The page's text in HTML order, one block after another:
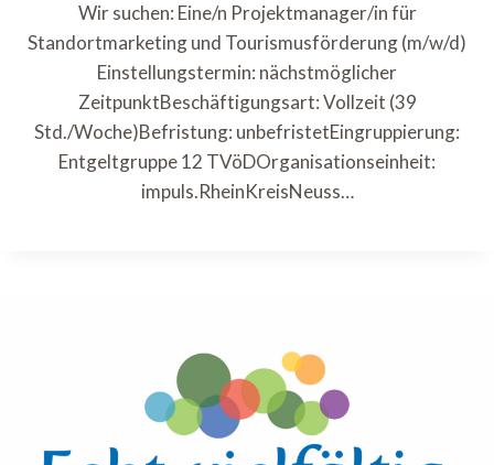
Wir suchen: Eine/n Projektmanager/in für
Standortmarketing und Tourismusförderung (m/w/d)
Einstellungstermin: nächstmöglicher
ZeitpunktBeschäftigungsart: Vollzeit (39
Std./Woche)Befristung: unbefristetEingruppierung:
Entgeltgruppe 12 TVöDOrganisationseinheit:
impuls.RheinKreisNeuss…